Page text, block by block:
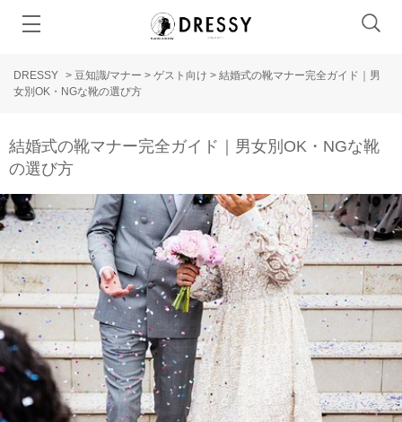
DRESSY > 豆知識/マナー > ゲスト向け > 結婚式の靴マナー完全ガイド｜男
女別OK・NGな靴の選び方
結婚式の靴マナー完全ガイド｜男女別OK・NGな靴
の選び方